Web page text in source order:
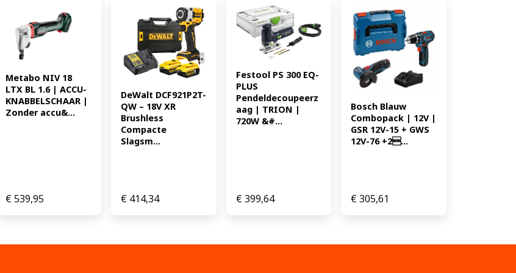
0 : 30 uur * Volt (spanning) 18 V * EAN: 0088381729987
225.81
Metabo NIV 18
LTX BL 1.6 | ACCU-
KNABBELSCHAAR |
Zonder accu&...
€539,95
DeWalt DCF921P2T-
QW – 18V XR
Brushless
Compacte
Slagsm...
€414,34
Festool PS 300 EQ-
PLUS
Pendeldecoupeerz
aag | TRION |
720W &#...
€399,64
Bosch Blauw
Combopack | 12V |
GSR 12V-15 + GWS
12V-76 +2...
€305,61